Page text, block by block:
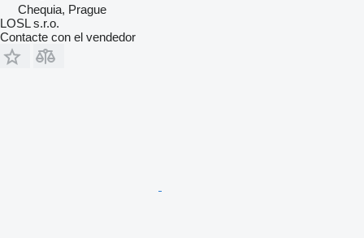
Chequia, Prague
LOSL s.r.o.
Contacte con el vendedor